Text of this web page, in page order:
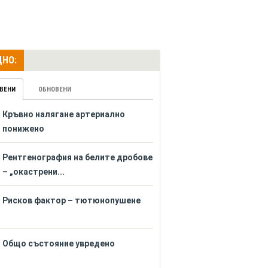
ОБНОВЕНИ
Кръвно налягане артериално
понижено
Рентгенография на белите дробове
– „окастрени...
Рисков фактор – тютюнопушене
Общо състояние увредено